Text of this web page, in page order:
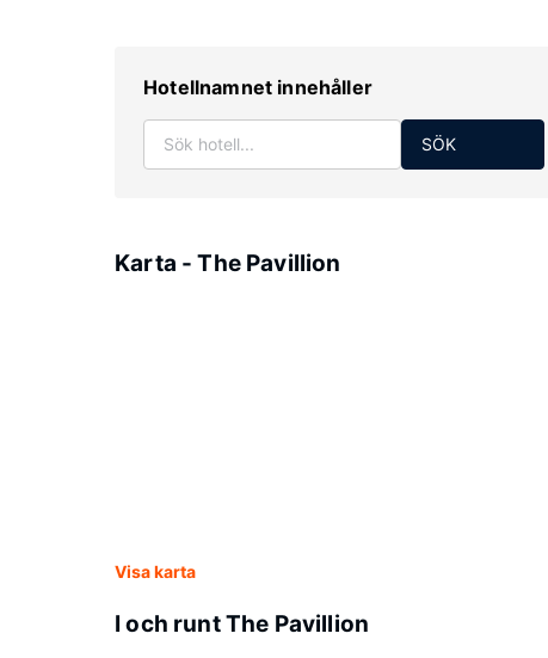
Hotellnamnet innehåller
SÖK
Karta - The Pavillion
Visa karta
I och runt The Pavillion